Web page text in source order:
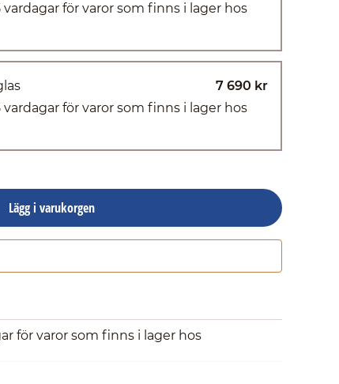
vardagar för varor som finns i lager hos
7 690 kr
vardagar för varor som finns i lager hos
Lägg i varukorgen
för varor som finns i lager hos